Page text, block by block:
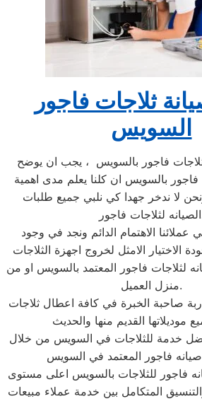
ثلاجات فاجور
السويس
فاجور بالسويس ، يجب ان يوضح
بالسويس ان كلنا يعلم مدى اهمية
لا ندخر جهدا كي نلبي جميع طلبات
عملائنا الاهتمام الدائم ونجد في وجود
الاختيار الامثل لخروج اجهزة الثلاجات
لثلاجات فاجور المعتمد بالسويس او من
منزل العميل.
صاحبة الخبرة في كافة اعطال ثلاجات
خدمة للثلاجات في السويس من خلال
فاجور للثلاجات بالسويس اعلى مستوى
المتكامل بين خدمة عملاء مبيعات